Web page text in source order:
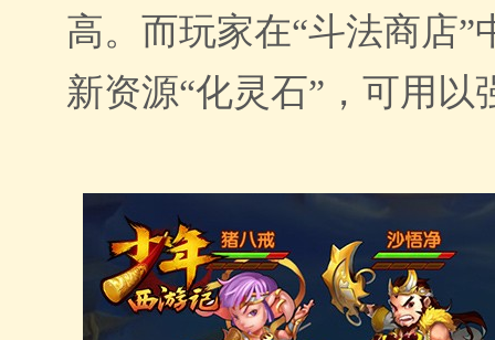
高。而玩家在“斗法商店”
新资源“化灵石” ，可用